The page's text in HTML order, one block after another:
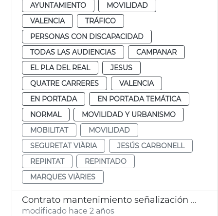
AYUNTAMIENTO
MOVILIDAD
VALENCIA
TRÁFICO
PERSONAS CON DISCAPACIDAD
TODAS LAS AUDIENCIAS
CAMPANAR
EL PLA DEL REAL
JESUS
QUATRE CARRERES
VALENCIA
EN PORTADA
EN PORTADA TEMÁTICA
NORMAL
MOVILIDAD Y URBANISMO
MOBILITAT
MOVILIDAD
SEGURETAT VIÀRIA
JESÚS CARBONELL
REPINTAT
REPINTADO
MARQUES VIÀRIES
Contrato mantenimiento señalización tráfico
modificado hace 2 años